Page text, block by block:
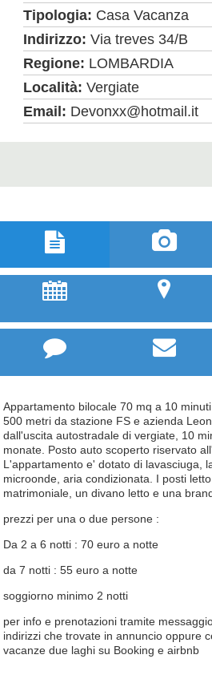
Tipologia: Casa Vacanza
Indirizzo:Via treves 34/B
Regione: LOMBARDIA
Località:Vergiate
Email: Devonxx@hotmail.it
 
; u
 
Appartamento bilocale 70 mq a 10
500 metri da stazione FS e azienda
dall'uscita autostradale di vergiate, 10
monate. Posto auto scoperto riservato
L'appartamento e' dotato di lavasciuga,
microonde, aria condizionata. I posti
matrimoniale, un divano letto e una
prezzi per una o due persone :
Da 2 a 6 notti : 70 euro a notte
da 7 notti : 55 euro a notte
soggiorno minimo 2 notti
per info e prenotazioni tramite
indirizzi che trovate in annuncio oppure
vacanze due laghi su Booking e airbnb